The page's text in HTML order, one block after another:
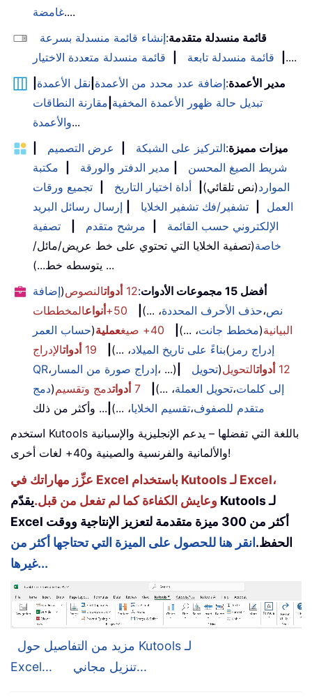
غامضة....
قائمة منسدلة متقدمة:إنشاء قائمة منسدلة بسرعة
قائمة منسدلة تابعة قائمة منسدلة متعددة الاختيار
....
مدير الأعمدة:إضافة عدد محدد من الأعمدة نقل الأعمدة
تبديل حالة ظهور الأعمدة المخفية مقارنة النطاقات
والأعمدة...
ميزات مميزة:التركيز على الشبكة عرض التصميم
شريط الصيغ المحسن
مدير الدفتر والورقة
مكتبة
الموارد(نص تلقائي) أداة اختيار التاريخ
تجميع ورقات
العمل
تشفير/فك تشفير الخلايا
إرسال رسائل البريد
الإلكتروني حسب القائمة
مرشح متقدم
تصفية
خاصة(تصفية الخلايا التي تحتوي على خط عريض/مائل/
يتوسطه خط...) ...
أفضل 15 مجموعات الأدوات
:
12 أدواتالنصوص(إضافة
نص،حذف الأحرف المحددة، ...) 50+ أنواعالمخططات
البيانية(مخطط جانت، ...) 40+ صيغ عملية(حساب العمر
بناءً على تاريخ الميلاد، ...) 19 أدواتالإدراج ( إدراج رمز
QR، إدراج صورة من المسار، ...) 12 أدواتالتحويل(تحويل
إلى كلمات،تحويل العملة، ...) 7 أدواتدمج وتقسيم (دمج
متقدم للصفوف،تقسيم الخلايا، ...) ... وأكثر من ذلك
استخدم Kutools باللغة التي تفضلها – يدعم الإنجليزية والإسبانية
والألمانية والفرنسية والصينية و40+ لغات أخرى!
عزِّز مهاراتك في Excel باستخدام Kutools لـ Excel،
وعايش الكفاءة كما لم تفعل من قبل.يقدّم Kutools لـ
Excel أكثر من 300 ميزة متقدمة لتعزيز الإنتاجية ووقت
الحفظ.انقر هنا للحصول على الميزة التي تحتاجها أكثر من
غيرها...
مزيد من التفاصيل حول Kutools لـ
Excel...
تنزيل مجاني...